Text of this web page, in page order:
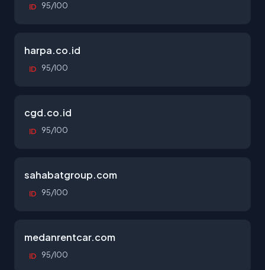
ID 95/100
harpa.co.id
ID 95/100
cgd.co.id
ID 95/100
sahabatgroup.com
ID 95/100
medanrentcar.com
ID 95/100